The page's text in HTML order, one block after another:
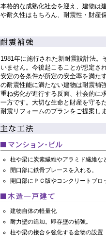
本格的な成熟化社会を迎え、建物は
や耐久性はもちろん、耐震性・財産
1981年に施行された新耐震設計法。
いません。今後起こることが想定さ
安定の各条件が所定の安全率を満た
の耐震性能に満たない建物は耐震補
重ね劣化が進行する反面、社会的に
一方です。大切な生命と財産を守る
耐震リフォームのプランをご提案しま
柱や梁に炭素繊維やアラミド繊維な
開口部に鉄骨ブレースを入れる。
開口部にＰＣ版やコンクリートブロ
建物自体の軽量化
耐力壁の追加。即存壁の補強。
柱や梁の接合を強化する金物の設置